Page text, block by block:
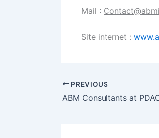
Mail :
Site internet :
PREVIOUS
ABM Consultants at